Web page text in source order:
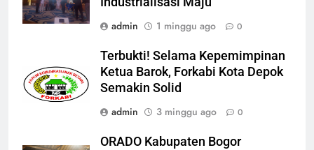
admin
1 minggu ago 0
Terbukti! Selama Kepemimpinan
Ketua Barok, Forkabi Kota Depok
Semakin Solid
admin
3 minggu ago 0
ORADO Kabupaten Bogor